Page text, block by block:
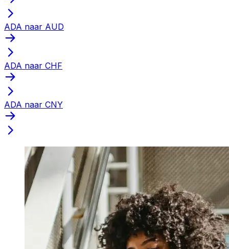
ADA naar AUD
ADA naar CHF
ADA naar CNY